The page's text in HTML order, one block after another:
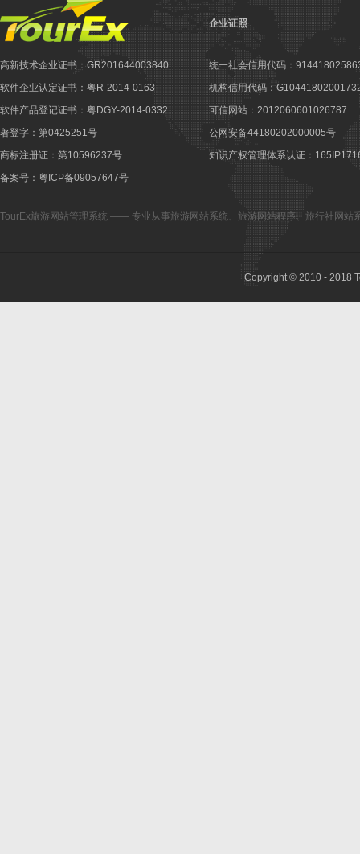
高新技术企业证书：GR201644003840
软件企业认定证书：粤R-2014-0163
软件产品登记证书：粤DGY-2014-0332
著登字：第0425251号
商标注册证：第10596237号
备案号：粤ICP备09057647号
企业证照
统一社会信用代码：
机构信用代码：
可信网站：2012060601026787
公网安备44180202000005号
知识产权管理体系认证：
TourEx旅游网站管理系统 —— 专业从事旅游网站系统 旅游网站程序、 旅行社网站
Copyright © 2010 - 2018